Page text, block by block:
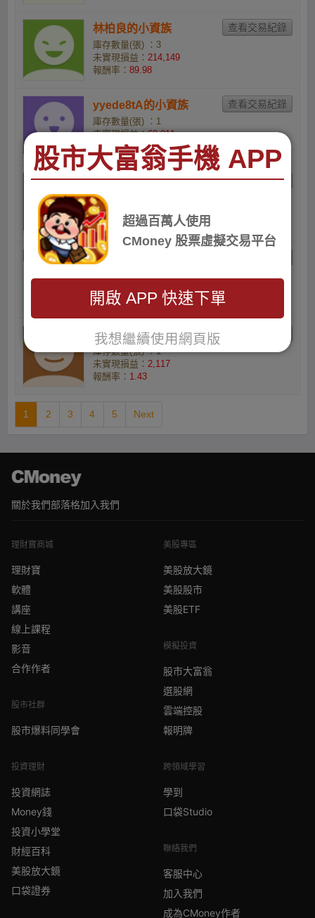
林柏良的小資族
庫存數量(張) ：3
未實現損益： 214,149
報酬率： 89.98
yyede8tA的小資族
庫存數量(張) ：1
未實現損益：68,011
報酬率：82.24
Letizia的小資族
庫存數量(張) ：2
未實現損益：
報酬率：16.1
ii0xtyn816的千億大佬
未實現損益：
28,115
報酬率：3.88
emmahsieh5的小資族
庫存數量(張) ：1
未實現損益： 2,117
報酬率： 1.43
1 2 3 4 5 Next
關於我們部落格加入我們
理財寶商城
理財寶
軟體
講座
線上課程
影音
合作作者
股市社群
股市爆料同學會
投資理財
投資網誌
Money錢
投資小學堂
財經百科
美股放大鏡
口袋證券
美股專區
美股放大鏡
美股股市
美股ETF
模擬投資
股市大富翁
選股網
雲端控股
報明牌
跨領域學習
學到
口袋Studio
聯絡我們
客服中心
加入我們
成為CMoney作者
股市大富翁手機 APP
超過百萬人使用
CMoney 股票虛擬交易平台
開啟 APP 快速下單
我想繼續使用網頁版